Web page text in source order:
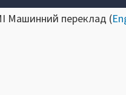
Машинний переклад (